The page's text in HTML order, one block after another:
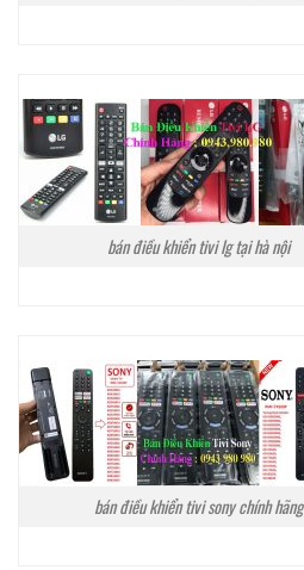
bán điều khiển tivi lg tại hà nội
bán điều khiển tivi sony chính hãng